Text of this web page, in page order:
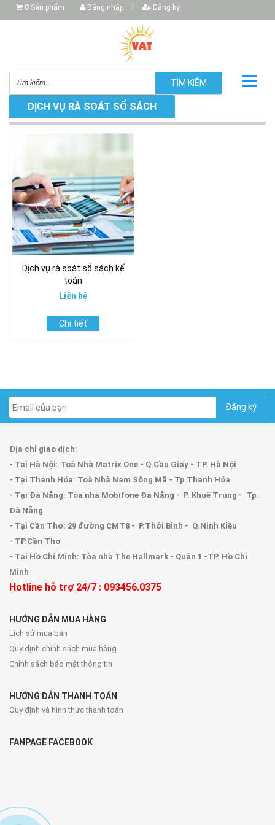
0 Sản phẩm Đăng nhập Đăng ký
TÌM KIẾM
DỊCH VỤ RÀ SOÁT SỔ SÁCH
Dịch vụ rà soát sổ sách kế
toán
Liên hệ
Chi tiết
Địa chỉ giao dịch:
- Tại Hà Nội: Toà Nhà Matrix One - Q.Cầu Giấy - TP. Hà Nội
- Tại Thanh Hóa: Toà Nhà Nam Sông Mã - Tp Thanh Hóa
- Tại Đà Nẵng: Tòa nhà Mobifone Đà Nẵng - P. Khuê Trung - Tp.
Đà Nẵng
- Tại Cần Thơ: 29 đường CMT8 - P.Thới Bình - Q.Ninh Kiều
- TP.Cần Thơ
- Tại Hồ Chí Minh: Tòa nhà The Hallmark - Quận 1 -TP. Hồ Chí
Minh
Hotline hỗ trợ 24/7 : 093456.0375
HƯỚNG DẪN MUA HÀNG
Lịch sử mua bán
Quy định chính sách mua hàng
Chính sách bảo mật thông tin
HƯỚNG DẪN THANH TOÁN
Quy định và hình thức thanh toán
FANPAGE FACEBOOK